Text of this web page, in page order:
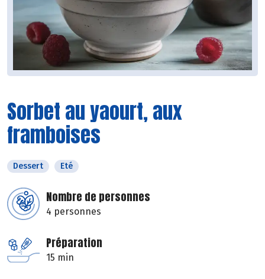
Sorbet au yaourt, aux
framboises
Dessert Eté
Nombre de personnes
4 personnes
Préparation
15 min